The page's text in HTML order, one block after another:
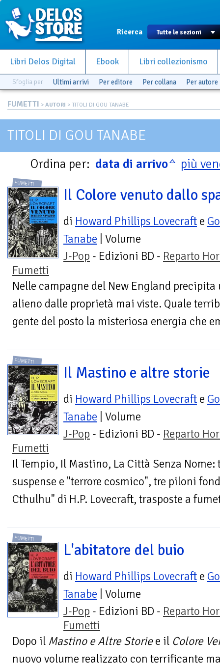
Ricerca
Libri Delos Digital Ebook Libri collezionismo
Sfoglia per Ultimi arrivi Per editore Per collana Per autore
FUMETTI > AUTORI > TITOLI DI GOU TANABE
TITOLI DI GOU TANABE
Ordina per: data di arrivo più
FUMETTI
Il Colore venuto dallo
di Howard Phillips Lovecraft e
Tanabe | Volume
J-Pop - Edizioni BD - Reparto
Fumetti
Nelle campagne del New England
alieno dalle proprietà mai viste. Quale
gente del posto la misteriosa energia che
FUMETTI
Il Mastino e altre storie
di Howard Phillips Lovecraft e
Tanabe | Volume
J-Pop - Edizioni BD - Reparto
Fumetti
Il Tempio, Il Mastino, La Città Senza
suspense e "terrore cosmico", tre piloni
Cthulhu" di H.P. Lovecraft, trasposte a
FUMETTI
L'abitatore del buio
di Howard Phillips Lovecraft e
Tanabe | Volume
J-Pop - Edizioni BD - Reparto
Fumetti
Dopo il Mastino e Altre Storiee il Colore
nuovo volume realizzato con terrificante